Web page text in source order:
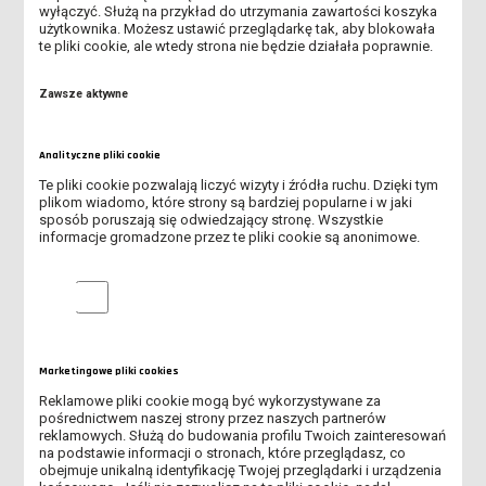
RUSZYŁ II NABÓR NA STUDIA W ANS W LESZNIE!
INFORMACJA DLA KANDYDATÓW DOTYCZĄCA SKIEROWANIA NA
V MIĘDZYNARODOWA KONFERENCJA "PEDAGOGIKA DZIECKA.
DZIECIŃSTWO I EDUKACJA W DOBIE GLOBALIZACJI"
SPOTKANIE ONLINE DLA KANDYDATÓW NA STUDIA - DOWIEDZ
LESZNO ODEBRAŁ DYPLOMY
TRWA REKRUTACJA NA STUDIA!
OBOWIĄZEK AKTUALIZACJI MLEGITYMACJI
wyłączyć. Służą na przykład do utrzymania zawartości koszyka
użytkownika. Możesz ustawić przeglądarkę tak, aby blokowała
te pliki cookie, ale wtedy strona nie będzie działała poprawnie.
Zawsze aktywne
Analityczne pliki cookie
Te pliki cookie pozwalają liczyć wizyty i źródła ruchu. Dzięki tym
plikom wiadomo, które strony są bardziej popularne i w jaki
sposób poruszają się odwiedzający stronę. Wszystkie
informacje gromadzone przez te pliki cookie są anonimowe.
Analityczne pliki cookie
Marketingowe pliki cookies
Reklamowe pliki cookie mogą być wykorzystywane za
pośrednictwem naszej strony przez naszych partnerów
reklamowych. Służą do budowania profilu Twoich zainteresowań
na podstawie informacji o stronach, które przeglądasz, co
obejmuje unikalną identyfikację Twojej przeglądarki i urządzenia